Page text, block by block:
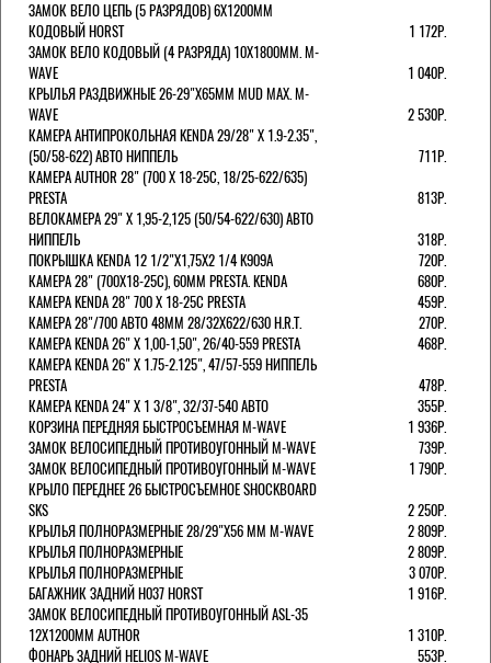
ЗАМОК ВЕЛО ЦЕПЬ (5 РАЗРЯДОВ) 6Х1200ММ
КОДОВЫЙ HORST
1 172Р.
ЗАМОК ВЕЛО КОДОВЫЙ (4 РАЗРЯДА) 10Х1800ММ. M-
WAVE
1 040Р.
КРЫЛЬЯ РАЗДВИЖНЫЕ 26-29"Х65ММ MUD MAX. M-
WAVE
2 530Р.
КАМЕРА АНТИПРОКОЛЬНАЯ KENDA 29/28" Х 1.9-2.35",
(50/58-622) АВТО НИППЕЛЬ
711Р.
КАМЕРА AUTHOR 28" (700 Х 18-25С, 18/25-622/635)
PRESTA
813Р.
ВЕЛОКАМЕРА 29" X 1,95-2,125 (50/54-622/630) АВТО
НИППЕЛЬ
318Р.
ПОКРЫШКА KENDA 12 1/2"Х1,75X2 1/4 K909A
720Р.
КАМЕРА 28" (700Х18-25С), 60ММ PRESTA. KENDA
680Р.
КАМЕРА KENDA 28" 700 Х 18-25С PRESTA
459Р.
КАМЕРА 28"/700 АВТО 48ММ 28/32Х622/630 H.R.T.
270Р.
КАМЕРА KENDA 26" Х 1,00-1,50", 26/40-559 PRESTA
468Р.
КАМЕРА KENDA 26" Х 1.75-2.125", 47/57-559 НИППЕЛЬ
PRESTA
478Р.
КАМЕРА KENDA 24" Х 1 3/8", 32/37-540 АВТО
355Р.
КОРЗИНА ПЕРЕДНЯЯ БЫСТРОСЪЕМНАЯ M-WAVE
1 936Р.
ЗАМОК ВЕЛОСИПЕДНЫЙ ПРОТИВОУГОННЫЙ M-WAVE
739Р.
ЗАМОК ВЕЛОСИПЕДНЫЙ ПРОТИВОУГОННЫЙ M-WAVE
1 790Р.
КРЫЛО ПЕРЕДНЕЕ 26 БЫСТРОСЪЕМНОЕ SHOCKBOARD
SKS
2 250Р.
КРЫЛЬЯ ПОЛНОРАЗМЕРНЫЕ 28/29"Х56 ММ M-WAVE
2 809Р.
КРЫЛЬЯ ПОЛНОРАЗМЕРНЫЕ
2 809Р.
КРЫЛЬЯ ПОЛНОРАЗМЕРНЫЕ
3 070Р.
БАГАЖНИК ЗАДНИЙ H037 HORST
1 916Р.
ЗАМОК ВЕЛОСИПЕДНЫЙ ПРОТИВОУГОННЫЙ ASL-35
12Х1200ММ AUTHOR
1 310Р.
ФОНАРЬ ЗАДНИЙ HELIOS M-WAVE
553Р.